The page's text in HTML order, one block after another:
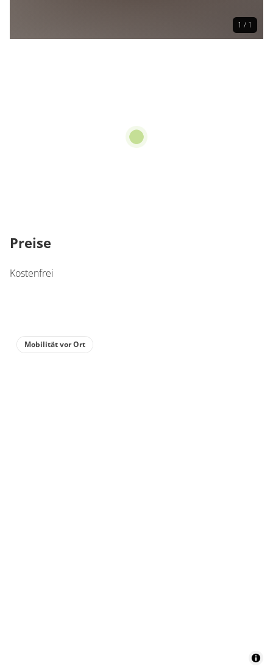
1 / 1
Preise
Kostenfrei
Mobilität vor Ort